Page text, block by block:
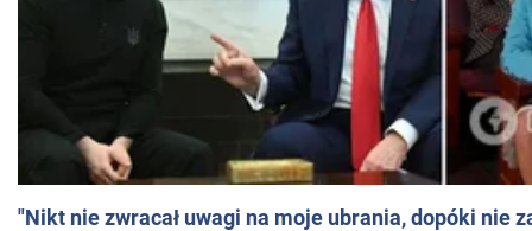
"Nikt nie zwracał uwagi na moje ubrania, dopóki nie